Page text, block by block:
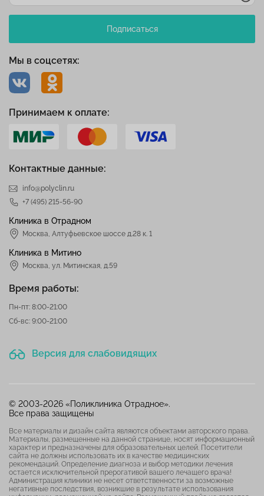
Контактные данные:
info@polyclin.ru
+7 (495) 215-56-90
Клиника в Отрадном
Москва, Алтуфьевское шоссе д.28 к. 1
Клиника в Митино
Москва, ул. Митинская, д.59
Время работы:
Пн-пт: 8:00-21:00
Сб-вс: 9:00-21:00
Мы в соцсетях:
Подписаться
Версия для слабовидящих
Принимаем к оплате:
© 2003-2026 «Поликлиника Отрадное».
Все права защищены
Все материалы и дизайн сайта являются объектами авторского права.
Материалы, размещенные на данной странице, носят информационный
характер и предназначены для образовательных целей. Посетители
сайта не должны использовать их в качестве медицинских
рекомендаций. Определение диагноза и выбор методики лечения
остается исключительной прерогативой вашего лечащего врача!
Администрация клиники не несет ответственности за возможные
негативные последствия, возникшие в результате использования